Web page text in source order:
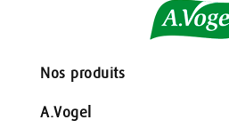
Nos produits
A.Vogel